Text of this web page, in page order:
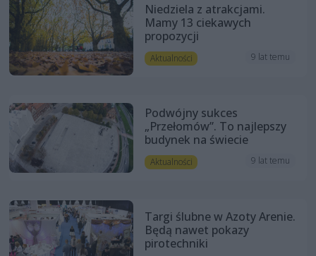
Niedziela z atrakcjami.
Mamy 13 ciekawych
propozycji
Aktualności 9 lat temu
Podwójny sukces
„Przełomów”. To najlepszy
budynek na świecie
Aktualności 9 lat temu
Targi ślubne w Azoty Arenie.
Będą nawet pokazy
pirotechniki